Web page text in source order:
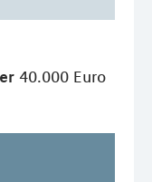
40.000 Euro